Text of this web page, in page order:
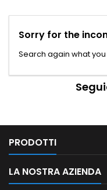
Sorry for the
Search again what
PRODOTTI
LA NOSTRA AZIENDA